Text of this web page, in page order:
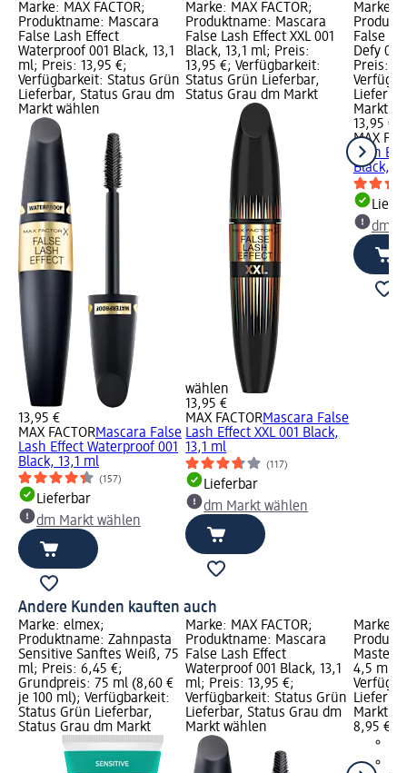
Marke: MAX FACTOR;
Produktname: Mascara
False Lash Effect
Waterproof 001 Black, 13,1
ml; Preis: 13,95 €;
Verfügbarkeit: Status Grün
Lieferbar, Status Grau dm
Markt wählen
13,95 €
MAX FACTORMascara False
Lash Effect Waterproof 001
Black, 13,1 ml
(157)
Lieferbar
dm Markt wählen
Marke: MAX FACTOR;
Produktname: Mascara
False Lash Effect XXL 001
Black, 13,1 ml; Preis:
13,95 €; Verfügbarkeit:
Status Grün Lieferbar,
Status Grau dm Markt
wählen
13,95 €
MAX FACTORMascara False
Lash Effect XXL 001 Black,
13,1 ml
(117)
Lieferbar
dm Markt wählen
Marke:
False
Defy
Preis:
Markt
13,95 €
MAX
Lash
Black,
dm
Andere Kunden kauften auch
Marke: elmex;
Produktname: Zahnpasta
Sensitive Sanftes Weiß, 75
ml; Preis: 6,45 €;
Grundpreis: 75 ml (8,60 €
je 100 ml); Verfügbarkeit:
Status Grün Lieferbar,
Status Grau dm Markt
Marke: MAX FACTOR;
Produktname: Mascara
False Lash Effect
Waterproof 001 Black, 13,1
ml; Preis: 13,95 €;
Verfügbarkeit: Status Grün
Lieferbar, Status Grau dm
Markt wählen
Marke:
4,5 ml;
Markt
8,95 €